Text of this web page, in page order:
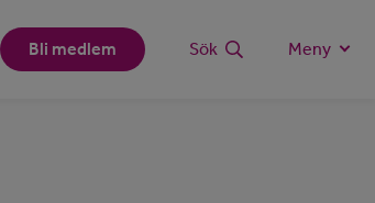
Bli medlem Sök Meny